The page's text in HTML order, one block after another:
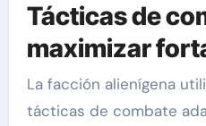
Tácticas de
maximizar
La facción alienígena
tácticas de combate